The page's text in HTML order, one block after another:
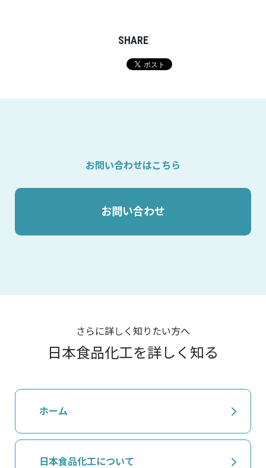
SHARE
お問い合わせはこちら
お問い合わせ
さらに詳しく知りたい方へ
日本食品化工を詳しく知る
ホーム
日本食品化工について